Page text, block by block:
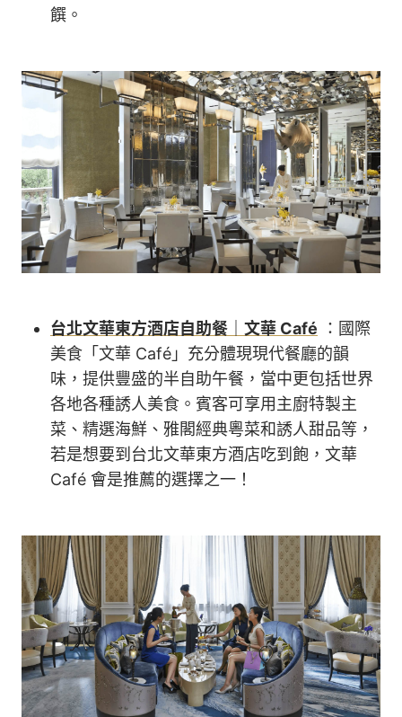
饌。
台北文華東方酒店自助餐｜文華 Café ：國際
美食「文華 Café」充分體現現代餐廳的韻
味，提供豐盛的半自助午餐，當中更包括世界
各地各種誘人美食。賓客可享用主廚特製主
菜、精選海鮮、雅閣經典粵菜和誘人甜品等，
若是想要到台北文華東方酒店吃到飽，文華
Café 會是推薦的選擇之一！